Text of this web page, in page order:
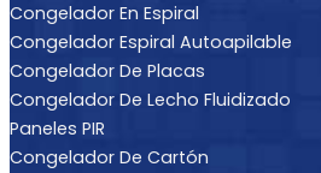
Congelador En Espiral
Congelador Espiral Autoapilable
Congelador De Placas
Congelador De Lecho Fluidizado
Paneles PIR
Congelador De Cartón